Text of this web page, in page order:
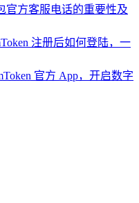
官方客服电话的重要性及
注册后如何登陆，一
官方 App，开启数字